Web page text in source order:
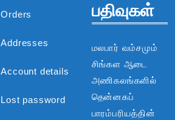
Orders
Addresses
Account details
Lost password
பதிவுகள்
மலபார் வம்சமும்
சிங்கள ஆடை
அணிகலங்களில்
தென்னகப்
பாரம்பரியத்தின்